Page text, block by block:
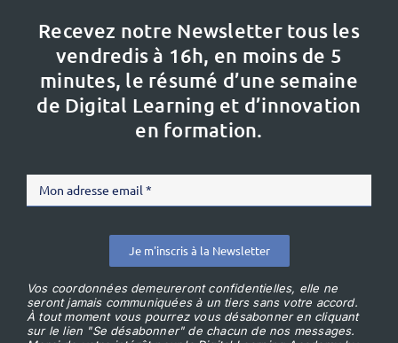
Recevez notre Newsletter tous les
vendredis à 16h, en moins de 5
minutes, le résumé d’une semaine
de Digital Learning et d’innovation
en formation.
Je m'inscris à la Newsletter
Vos coordonnées demeureront confidentielles, elle ne
seront jamais communiquées à un tiers sans votre accord.
À tout moment vous pourrez vous désabonner en cliquant
sur le lien "Se désabonner" de chacun de nos messages.